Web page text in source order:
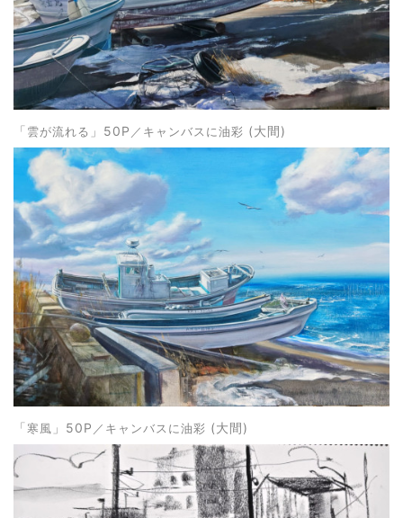
「 雲が流れる 」50P ／キャンバスに油彩 (大間)
「 寒風 」50P ／キャンバスに油彩 (大間)